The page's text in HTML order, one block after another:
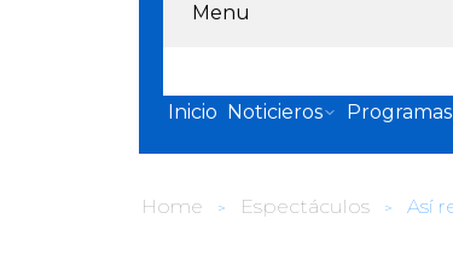
Menu
Inicio Noticieros Programas
Home Espectáculos